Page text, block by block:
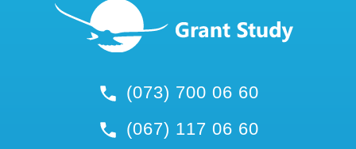
(073) 700 06 60
(067) 117 06 60